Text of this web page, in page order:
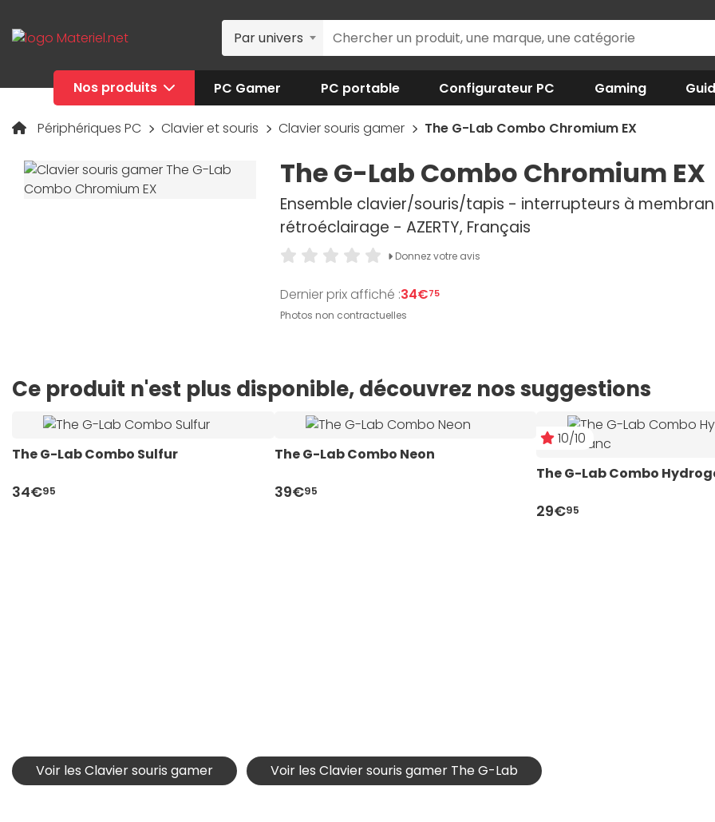
Par univers
Nos produits PC Gamer PC portable Configurateur PC Gaming
Périphériques PC Clavier et souris Clavier souris gamer The G-Lab Combo Chromium EX
The G-Lab Combo Chromium EX
Ensemble clavier/souris/tapis - interrupteurs à
rétroéclairage - AZERTY, Français
Donnez votre avis
Dernier prix affiché :34€75
Photos non contractuelles
Ce produit n'est plus disponible, découvrez nos suggestions
The G-Lab Combo Sulfur
34€95
The G-Lab Combo Neon
39€95
10/10
The G-Lab Combo
29€95
Voir les Clavier souris gamer Voir les Clavier souris gamer The G-Lab